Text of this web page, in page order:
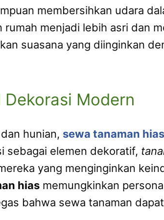
membersihkan udara
menjadi lebih asri dan
suasana yang diinginkan
Modern
hunian, sewa tanaman hias
sebagai elemen dekoratif,
yang menginginkan
hias memungkinkan
bahwa sewa tanaman